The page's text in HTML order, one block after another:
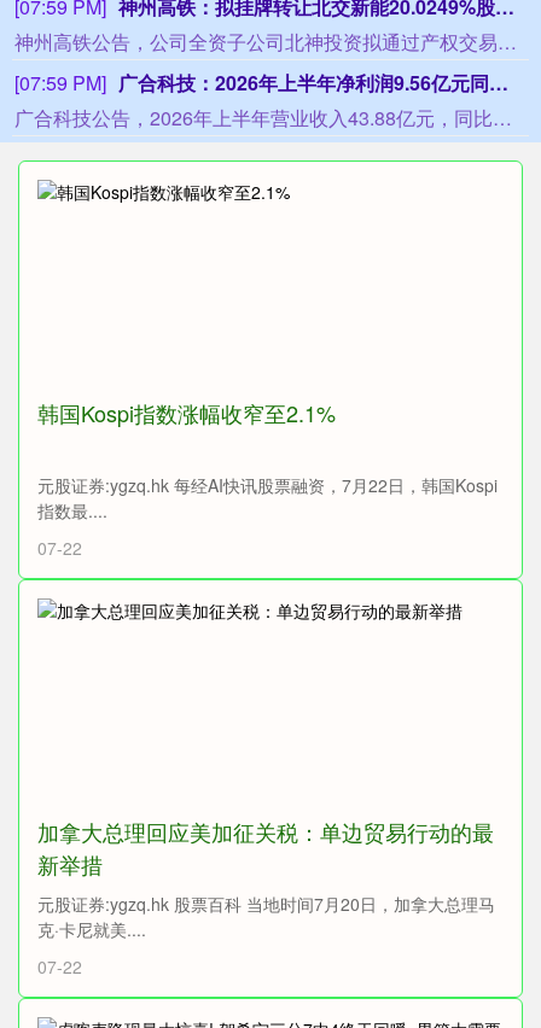
[07:59 PM]
神州高铁：拟挂牌转让北交新能20.0249%股权，底价7064.26万元
神州高铁公告，公司全资子公司北神投资拟通过产权交易所公开挂牌转让所持北交新能20.0249%股权，首次挂牌底价不低于评估备案结果7064.26万元。2026年8月7日，公司董事会已审议通过该议案，9位董事均投票同意。转让完成后，北神投资将不再持有北交新能股权。目前受让方尚不确定，无法判断是否构成关联交易。
[07:59 PM]
广合科技：2026年上半年净利润9.56亿元同比增94.39%
广合科技公告，2026年上半年营业收入43.88亿元，同比增长80.98%。归母净利润9.56亿元，同比增长94.39%，上年同期净利润4.92亿元。
韩国Kospi指数涨幅收窄至2.1%
元股证券:ygzq.hk 每经AI快讯股票融资，7月22日，韩国Kospi
指数最....
07-22
加拿大总理回应美加征关税：单边贸易行动的最
新举措
元股证券:ygzq.hk 股票百科 当地时间7月20日，加拿大总理马
克·卡尼就美....
07-22